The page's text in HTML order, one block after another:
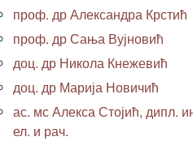
проф. др Александра Крстић
проф. др Сања Вујновић
доц. др Никола Кнежевић
доц. др Марија Новичић
ас. мс Алекса Стојић, дипл.
ел. и рач.